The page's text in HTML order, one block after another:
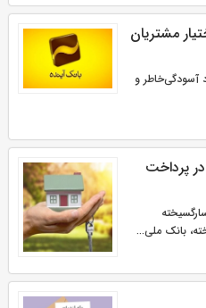
مشتریان
آسودگی‌خاطر و
پرداخت
بانک ملی...